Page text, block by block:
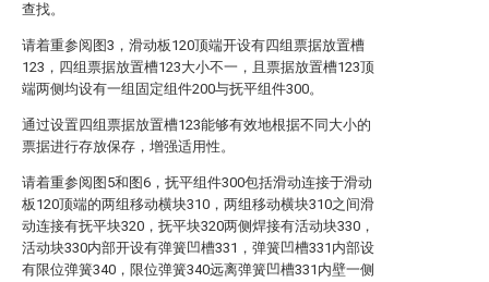
查找。
请着重参阅图3，滑动板120顶端开设有四组票据放置槽
123，四组票据放置槽123大小不一，且票据放置槽123顶
端两侧均设有一组固定组件200与抚平组件300。
通过设置四组票据放置槽123能够有效地根据不同大小的
票据进行存放保存，增强适用性。
请着重参阅图5和图6，抚平组件300包括滑动连接于滑动
板120顶端的两组移动横块310，两组移动横块310之间滑
动连接有抚平块320，抚平块320两侧焊接有活动块330，
活动块330内部开设有弹簧凹槽331，弹簧凹槽331内部设
有限位弹簧340，限位弹簧340远离弹簧凹槽331内壁一侧